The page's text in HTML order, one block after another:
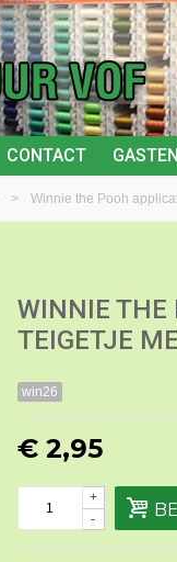
CONTACT
> Winnie the Pooh
WINNIE THE
TEIGETJE
win26
€ 2,95
-
+